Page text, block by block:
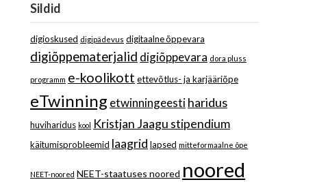
Sildid
digioskused digipädevus digitaalne õppevara
digiõppematerjalid digiõppevara dora pluss
programm e-koolikott ettevõtlus- ja karjääriõpe
eTwinning etwinningeestiharidus
huviharidus kool Kristjan Jaagu stipendium
käitumisprobleemid laagrid lapsed mitteformaalne õpe
NEET-noored NEET-staatuses noored noored